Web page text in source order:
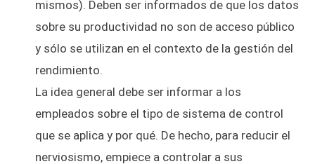
mismos). Deben ser informados de que los datos
sobre su productividad no son de acceso público
y sólo se utilizan en el contexto de la gestión del
rendimiento.
La idea general debe ser informar a los
empleados sobre el tipo de sistema de control
que se aplica y por qué. De hecho, para reducir el
nerviosismo, empiece a controlar a sus